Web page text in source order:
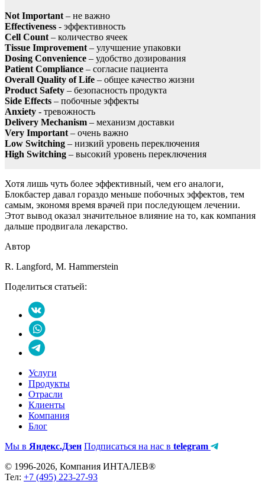
Not Important – не важно
Effectiveness - эффективность
Cell Count – количество ячеек
Tissue Improvement – улучшение упаковки
Dosing Convenience – удобство дозирования
Patient Compliance – согласие пациента
Overall Quality of Life – общее качество жизни
Product Safety – безопасность продукта
Side Effects – побочные эффекты
Anxiety - тревожность
Delivery Mechanism – механизм доставки
Very Important – очень важно
Low Switching – низкий уровень переключения
High Switching – высокий уровень переключения
Хотя лишь чуть более эффективный, чем его аналоги,
Блокбастер давал гораздо меньше побочных эффектов, тем
самым, экономя время врачей при последующем лечении.
Этот вывод оказал значительное влияние на то, как компания
дальше продвигала лекарство.
Автор
R. Langford, M. Hammerstein
Поделиться статьей:
Услуги
Продукты
Отрасли
Клиенты
Компания
Блог
Мы в Яндекс.Дзен Подписаться на нас в telegram
© 1996-2026, Компания ИНТАЛЕВ®
Тел: +7 (495) 223-27-93